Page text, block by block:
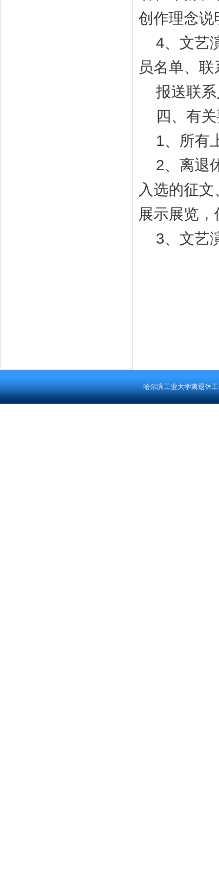
创作理念说
4、文艺
员名单、
报送联系
四、有关
1、所有
2、离退
入选的征
展示展览
3、文艺
哈尔滨工业大学离退休